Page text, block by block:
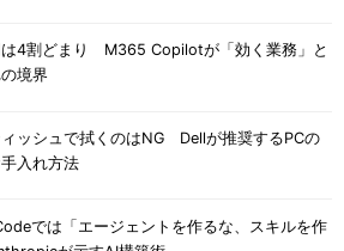
4割どまり M365 Copilotが「効く業務」と
境界
ッシュで拭くのはNG Dellが推奨するPCの
入れ方法
では「エージェントを作るな、スキルを作